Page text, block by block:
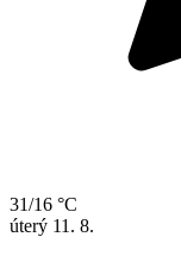
31/16 °C
úterý 11. 8.